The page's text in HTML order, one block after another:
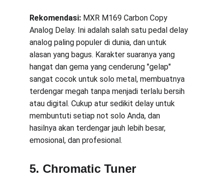
Rekomendasi: MXR M169 Carbon Copy
Analog Delay. Ini adalah salah satu pedal delay
analog paling populer di dunia, dan untuk
alasan yang bagus. Karakter suaranya yang
hangat dan gema yang cenderung "gelap"
sangat cocok untuk solo metal, membuatnya
terdengar megah tanpa menjadi terlalu bersih
atau digital. Cukup atur sedikit delay untuk
membuntuti setiap not solo Anda, dan
hasilnya akan terdengar jauh lebih besar,
emosional, dan profesional.
5. Chromatic Tuner